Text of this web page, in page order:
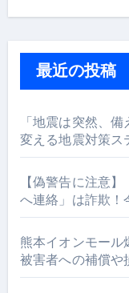
最近の投稿
「地震は突然、
変える地震対策ス
【偽警告に注意
へ連絡」は詐欺！
熊本イオンモール
被害者への補償や